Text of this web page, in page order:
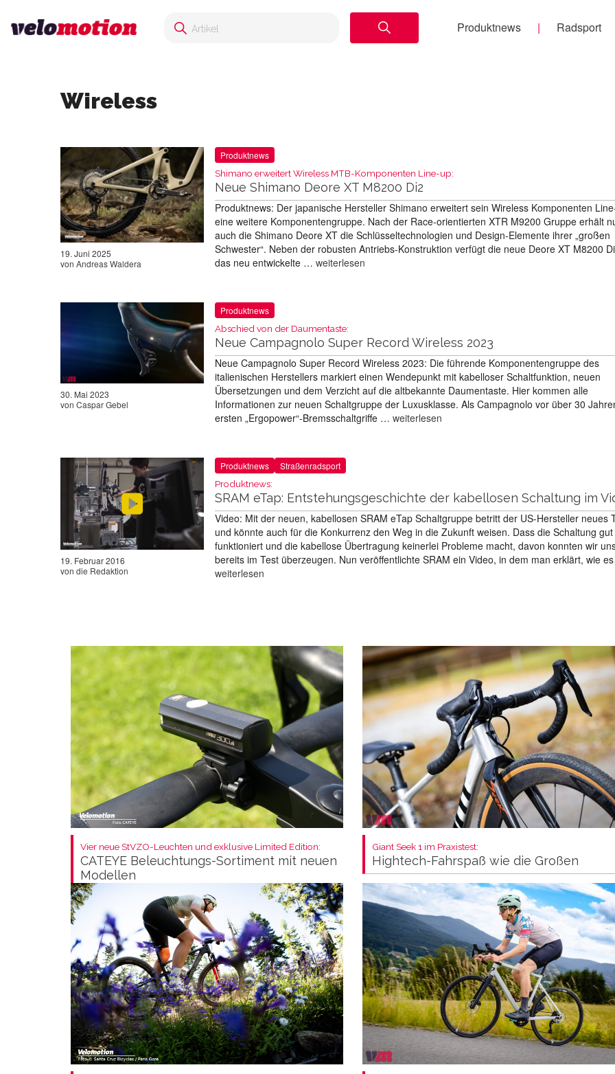
Produktnews Radsport
Wireless
19. Juni 2025
von Andreas Waldera
Produktnews
Shimano erweitert Wireless MTB-Komponenten Line-up:
Neue Shimano Deore XT M8200 Di2
Produktnews: Der japanische Hersteller Shimano erweitert sein Wireless Komponenten
eine weitere Komponentengruppe. Nach der Race-orientierten XTR M9200 Gruppe erhält
auch die Shimano Deore XT die Schlüsseltechnologien und Design-Elemente ihrer „großen
Schwester“. Neben der robusten Antriebs-Konstruktion verfügt die neue Deore XT M8200
das neu entwickelte … weiterlesen
30. Mai 2023
von Caspar Gebel
Produktnews
Abschied von der Daumentaste:
Neue Campagnolo Super Record Wireless 2023
Neue Campagnolo Super Record Wireless 2023: Die führende Komponentengruppe des
italienischen Herstellers markiert einen Wendepunkt mit kabelloser Schaltfunktion, neuen
Übersetzungen und dem Verzicht auf die altbekannte Daumentaste. Hier kommen alle
Informationen zur neuen Schaltgruppe der Luxusklasse. Als Campagnolo vor über 30
ersten „Ergopower“-Bremsschaltgriffe … weiterlesen
19. Februar 2016
von die Redaktion
Produktnews Straßenradsport
Produktnews:
SRAM eTap: Entstehungsgeschichte der kabellosen Schaltung im
Video: Mit der neuen, kabellosen SRAM eTap Schaltgruppe betritt der US-Hersteller neues
und könnte auch für die Konkurrenz den Weg in die Zukunft weisen. Dass die Schaltung gut
funktioniert und die kabellose Übertragung keinerlei Probleme macht, davon konnten wir
bereits im Test überzeugen. Nun veröffentlichte SRAM ein Video, in dem man erklärt, wie
weiterlesen
Vier neue StVZO-Leuchten und exklusive Limited Edition:
CATEYE Beleuchtungs-Sortiment mit neuen
Modellen
Giant Seek 1 im Praxistest:
Hightech-Fahrspaß wie die Großen